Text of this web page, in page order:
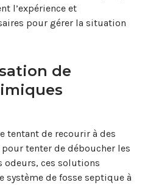
l’expérience et
pour gérer la situation
de
tentant de recourir à des
tenter de déboucher les
odeurs, ces solutions
système de fosse septique à